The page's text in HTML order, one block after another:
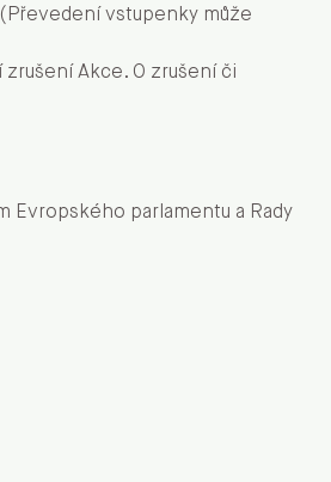
vstupenky může
Akce. O zrušení či
Evropského parlamentu a Rady